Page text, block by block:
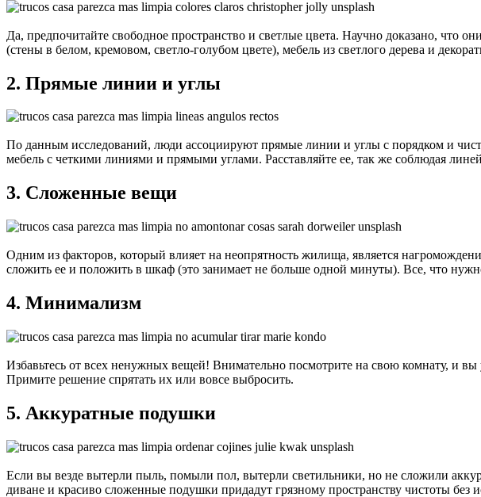
Да, предпочитайте свободное пространство и светлые цвета. Научно доказано, что
(стены в белом, кремовом, светло-голубом цвете), мебель из светлого дерева и
2. Прямые линии и углы
По данным исследований, люди ассоциируют прямые линии и углы с порядком и
мебель с четкими линиями и прямыми углами. Расставляйте ее, так же соблюдая
3. Сложенные вещи
Одним из факторов, который влияет на неопрятность жилища, является
сложить ее и положить в шкаф (это занимает не больше одной минуты). Все, что
4. Минимализм
Избавьтесь от всех ненужных вещей! Внимательно посмотрите на свою комнату, и
Примите решение спрятать их или вовсе выбросить.
5. Аккуратные подушки
Если вы везде вытерли пыль, помыли пол, вытерли светильники, но не сложили
диване и красиво сложенные подушки придадут грязному пространству чистоты без